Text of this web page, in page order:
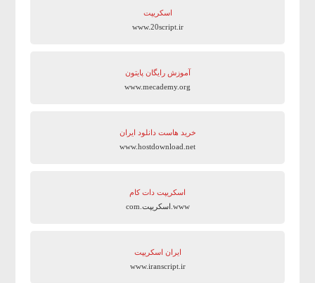
اسکریپت
www.20script.ir
آموزش رایگان پایتون
www.mecademy.org
خرید هاست دانلود ایران
www.hostdownload.net
اسکریپت دات کام
www.اسکریپت.com
ایران اسکریپت
www.iranscript.ir